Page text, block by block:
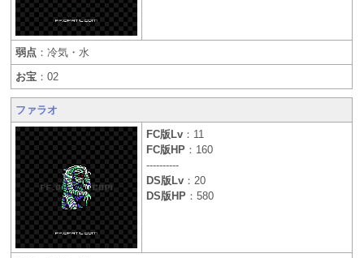
弱点 ：冷気・水
お宝 ：02
ファラオ
FC版Lv ：11
FC版HP ：160
----------
DS版Lv ：20
DS版HP ：580